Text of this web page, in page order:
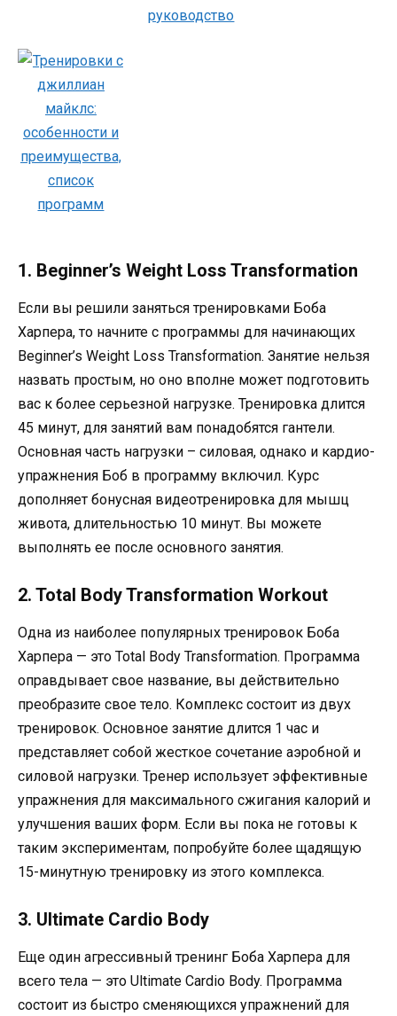
1. Beginner’s Weight Loss Transformation
Если вы решили заняться тренировками Боба
Харпера, то начните с программы для начинающих
Beginner’s Weight Loss Transformation. Занятие нельзя
назвать простым, но оно вполне может подготовить
вас к более серьезной нагрузке. Тренировка длится
45 минут, для занятий вам понадобятся гантели.
Основная часть нагрузки – силовая, однако и кардио-
упражнения Боб в программу включил. Курс
дополняет бонусная видеотренировка для мышц
живота, длительностью 10 минут. Вы можете
выполнять ее после основного занятия.
2. Total Body Transformation Workout
Одна из наиболее популярных тренировок Боба
Харпера — это Total Body Transformation. Программа
оправдывает свое название, вы действительно
преобразите свое тело. Комплекс состоит из двух
тренировок. Основное занятие длится 1 час и
представляет собой жесткое сочетание аэробной и
силовой нагрузки. Тренер использует эффективные
упражнения для максимального сжигания калорий и
улучшения ваших форм. Если вы пока не готовы к
таким экспериментам, попробуйте более щадящую
15-минутную тренировку из этого комплекса.
3. Ultimate Cardio Body
Еще один агрессивный тренинг Боба Харпера для
всего тела — это Ultimate Cardio Body. Программа
состоит из быстро сменяющихся упражнений для